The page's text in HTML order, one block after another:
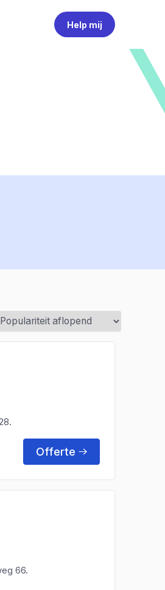
Help mij
Offerte
66.